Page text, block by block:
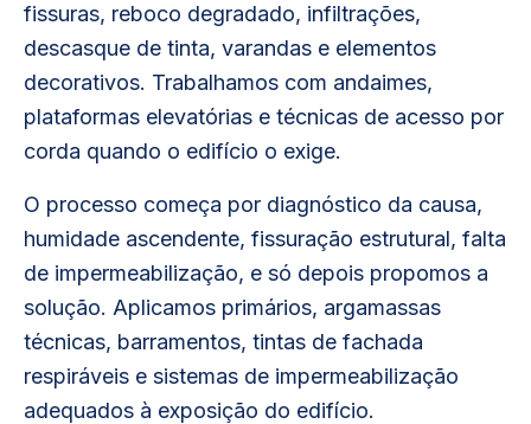
fissuras, reboco degradado, infiltrações,
descasque de tinta, varandas e elementos
decorativos. Trabalhamos com andaimes,
plataformas elevatórias e técnicas de acesso por
corda quando o edifício o exige.
O processo começa por diagnóstico da causa,
humidade ascendente, fissuração estrutural, falta
de impermeabilização, e só depois propomos a
solução. Aplicamos primários, argamassas
técnicas, barramentos, tintas de fachada
respiráveis e sistemas de impermeabilização
adequados à exposição do edifício.